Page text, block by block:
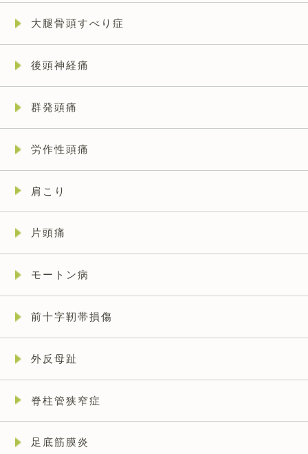
大腿骨頭すべり症
後頭神経痛
群発頭痛
労作性頭痛
肩こり
片頭痛
モートン病
前十字靭帯損傷
外反母趾
脊柱管狭窄症
足底筋膜炎